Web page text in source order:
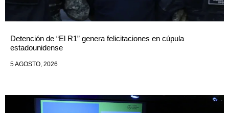
Detención de “El R1” genera felicitaciones en cúpula
estadounidense
5 AGOSTO, 2026